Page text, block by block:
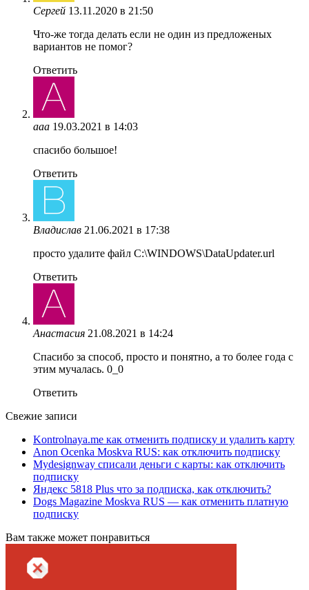
Сергей 13.11.2020 в 21:50
Что-же тогда делать если не один из предложеных
вариантов не помог?
Ответить
ааа 19.03.2021 в 14:03
спасибо большое!
Ответить
Владислав 21.06.2021 в 17:38
просто удалите файл C:\WINDOWS\DataUpdater.url
Ответить
Анастасия 21.08.2021 в 14:24
Спасибо за способ, просто и понятно, а то более года с
этим мучалась. 0_0
Ответить
Свежие записи
Kontrolnaya.me как отменить подписку и удалить карту
Anon Ocenka Moskva RUS: как отключить подписку
Mydesignway списали деньги с карты: как отключить
подписку
Яндекс 5818 Plus что за подписка, как отключить?
Dogs Magazine Moskva RUS — как отменить платную
подписку
Вам также может понравиться